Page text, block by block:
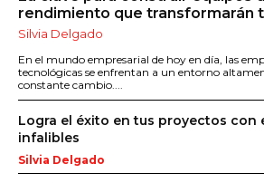
rendimiento que transformarán
Silvia Delgado
En el mundo empresarial de hoy en día, las
tecnológicas se enfrentan a un entorno
constante cambio....
Logra el éxito en tus proyectos con
infalibles
Silvia Delgado